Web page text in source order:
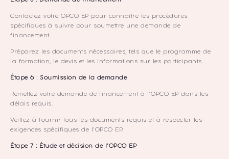
Contactez votre OPCO EP pour connaître les procédures
spécifiques à suivre pour soumettre une demande de
financement.
Préparez les documents nécessaires, tels que le programme de
la formation, le devis et les informations sur les participants.
Étape 6 : Soumission de la demande
Remettez votre demande de financement à l’OPCO EP dans les
délais requis.
Veillez à fournir tous les documents requis et à respecter les
exigences spécifiques de l’OPCO EP.
Étape 7 : Étude et décision de l’OPCO EP